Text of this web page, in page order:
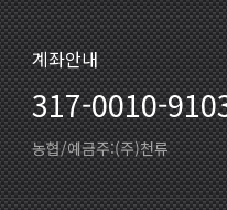
계좌안내
317-0010-
농협/예금주:(주)천류